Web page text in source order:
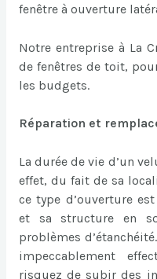
fenêtre à ouverture
Notre entreprise à La
de fenêtres de toit,
les budgets.
Réparation et
La durée de vie d’un
effet, du fait de sa
ce type d’ouverture
et sa structure en
problèmes
impeccablement
risquez de subir des